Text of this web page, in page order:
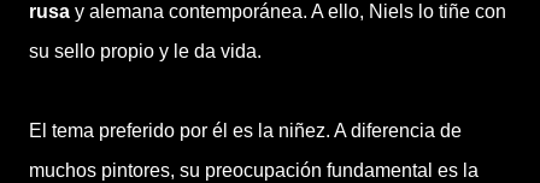
rusa y alemana contemporánea. A ello, Niels lo tiñe con
su sello propio y le da vida.
El tema preferido por él es la niñez. A diferencia de
muchos pintores, su preocupación fundamental es la